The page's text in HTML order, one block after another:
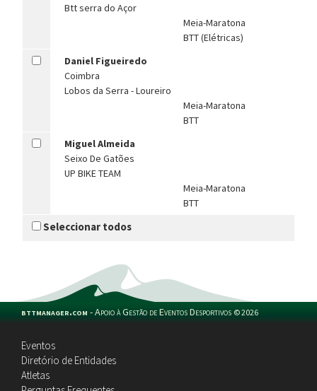
Btt serra do Açor
Meia-Maratona
BTT (Elétricas)
Daniel Figueiredo
Coimbra
Lobos da Serra - Loureiro
Meia-Maratona
BTT
Miguel Almeida
Seixo De Gatões
UP BIKE TEAM
Meia-Maratona
BTT
Seleccionar todos
bttmanager.com -Apoio à Gestão de Eventos Desportivos ©2026
Eventos
Diretório de Entidades
Atletas